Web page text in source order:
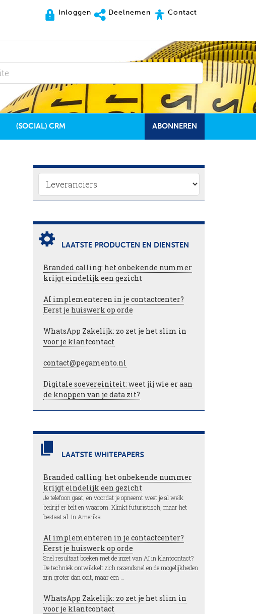
Inloggen Deelnemen Contact
(SOCIAL) CRM ABONNEREN
LAATSTE PRODUCTEN EN DIENSTEN
Branded calling: het onbekende nummer
krijgt eindelijk een gezicht
AI implementeren in je contactcenter?
Eerst je huiswerk op orde
WhatsApp Zakelijk: zo zet je het slim in
voor je klantcontact
contact@pegamento.nl
Digitale soevereiniteit: weet jij wie er aan
de knoppen van je data zit?
LAATSTE WHITEPAPERS
Branded calling: het onbekende nummer
krijgt eindelijk een gezicht
Je telefoon gaat, en voordat je opneemt weet je al welk
bedrijf er belt en waarom. Klinkt futuristisch, maar het
bestaat al. In Amerika …
AI implementeren in je contactcenter?
Eerst je huiswerk op orde
Snel resultaat boeken met de inzet van AI in klantcontact?
De techniek ontwikkelt zich razendsnel en de mogelijkheden
zijn groter dan ooit, maar een …
WhatsApp Zakelijk: zo zet je het slim in
voor je klantcontact